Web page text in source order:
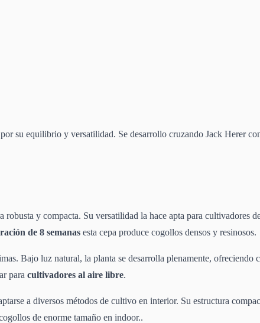
su equilibrio y versatilidad. Se desarrollo cruzando Jack Herer
robusta y compacta. Su versatilidad la hace apta para cultivadores
de 8 semanas esta cepa produce cogollos densos y resinosos.
Bajo luz natural, la planta se desarrolla plenamente, ofreciendo
para cultivadores al aire libre.
a diversos métodos de cultivo en interior. Su estructura
de enorme tamaño en indoor..